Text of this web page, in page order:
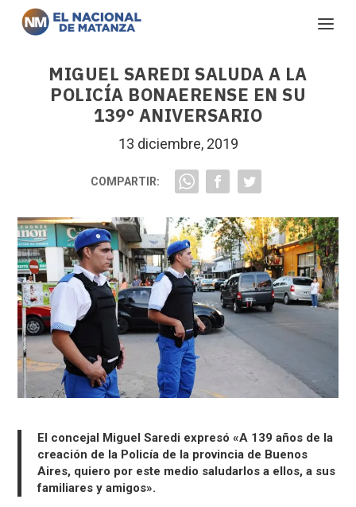
MIGUEL SAREDI SALUDA A LA
POLICÍA BONAERENSE EN SU
139° ANIVERSARIO
13 diciembre, 2019
COMPARTIR:
El concejal Miguel Saredi expresó «A 139 años de la
creación de la Policía de la provincia de Buenos
Aires, quiero por este medio saludarlos a ellos, a sus
familiares y amigos».